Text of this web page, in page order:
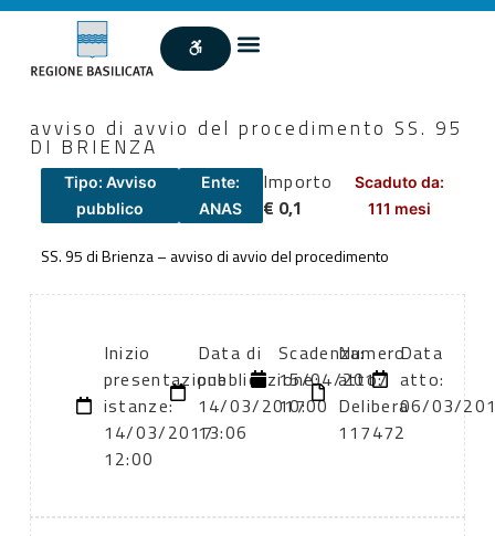
avviso di avvio del procedimento SS. 95
DI BRIENZA
Tipo: Avviso
pubblico
Ente:
ANAS
Importo
€ 0,1
Scaduto da:
111 mesi
SS. 95 di Brienza – avviso di avvio del procedimento
Inizio
presentazione
istanze:
14/03/2017
12:00
Data di
pubblicazione:
14/03/2017
13:06
Scadenza:
15/04/2017
10:00
Numero
atto:
Delibera
117472
Data
atto:
06/03/